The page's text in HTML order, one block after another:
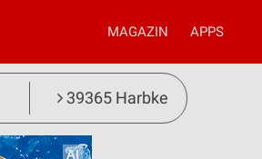
MAGAZIN APPS
39365 Harbke